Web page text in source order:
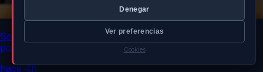
Denegar
Ver preferencias
Cookies
Senado advierte a ministros sobre impacto de no asistir
por crisis en Ceuta
hace 4h